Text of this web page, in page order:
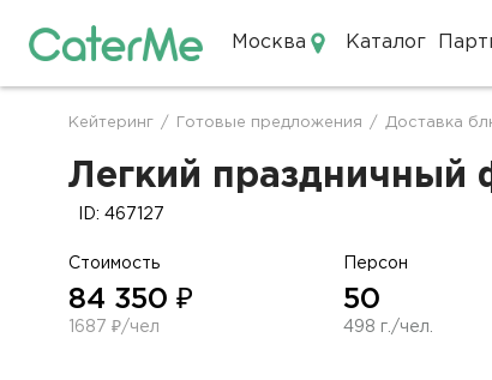
Москва Каталог
Строка
навигации
Кейтеринг / Готовые предложения / Доставка
Легкий праздничный
ID: 467127
Стоимость
84 350 ₽
1687 ₽/чел
Персон
50
498 г./чел.